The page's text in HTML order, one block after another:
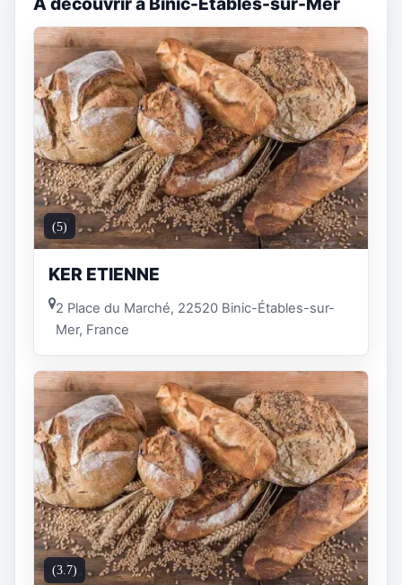
(5)
KER ETIENNE
2 Place du Marché, 22520 Binic-Étables-sur-
Mer, France
(3.7)